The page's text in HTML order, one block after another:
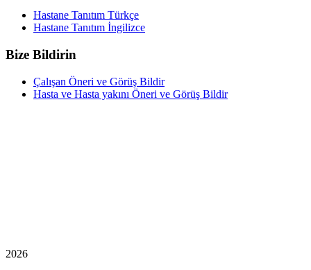
Hastane Tanıtım Türkçe
Hastane Tanıtım İngilizce
Bize Bildirin
Çalışan Öneri ve Görüş Bildir
Hasta ve Hasta yakını Öneri ve Görüş Bildir
2026